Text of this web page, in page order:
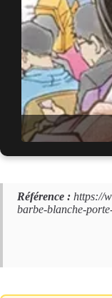
Référence : https://
barbe-blanche-